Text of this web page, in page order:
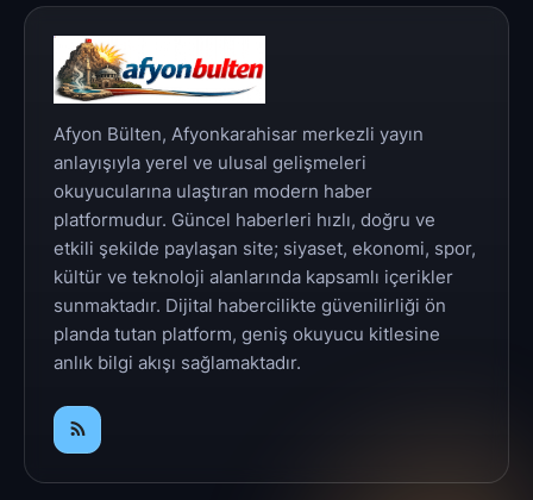
Afyon Bülten, Afyonkarahisar merkezli yayın
anlayışıyla yerel ve ulusal gelişmeleri
okuyucularına ulaştıran modern haber
platformudur. Güncel haberleri hızlı, doğru ve
etkili şekilde paylaşan site; siyaset, ekonomi, spor,
kültür ve teknoloji alanlarında kapsamlı içerikler
sunmaktadır. Dijital habercilikte güvenilirliği ön
planda tutan platform, geniş okuyucu kitlesine
anlık bilgi akışı sağlamaktadır.